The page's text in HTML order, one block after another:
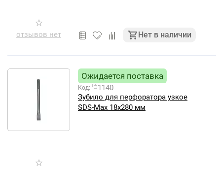
отзывов нет Нет в наличии
Ожидается поставка
Код:
1140
Зубило для перфоратора узкое
SDS-Max 18х280 мм